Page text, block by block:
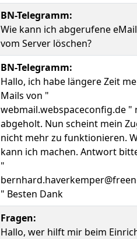
BN-Telegramm:
Wie kann ich abgerufene
vom Server löschen?
BN-Telegramm:
Hallo, ich habe längere Zeit
Mails von "
webmail.webspaceconfig.de "
abgeholt. Nun scheint mein
nicht mehr zu funktionieren.
kann ich machen. Antwort
"
" Besten Dank
Fragen:
Hallo, wer hilft mir beim